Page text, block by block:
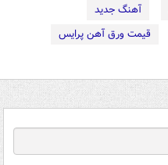
آهنگ جدید
قیمت ورق آهن پرایس